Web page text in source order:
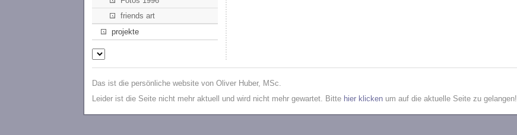
friends art
projekte
Das ist die persönliche website von Oliver Huber, MSc.
Leider ist die Seite nicht mehr aktuell und wird nicht mehr gewartet. Bitte hier klicken um auf die aktuelle Seite zu gelangen!